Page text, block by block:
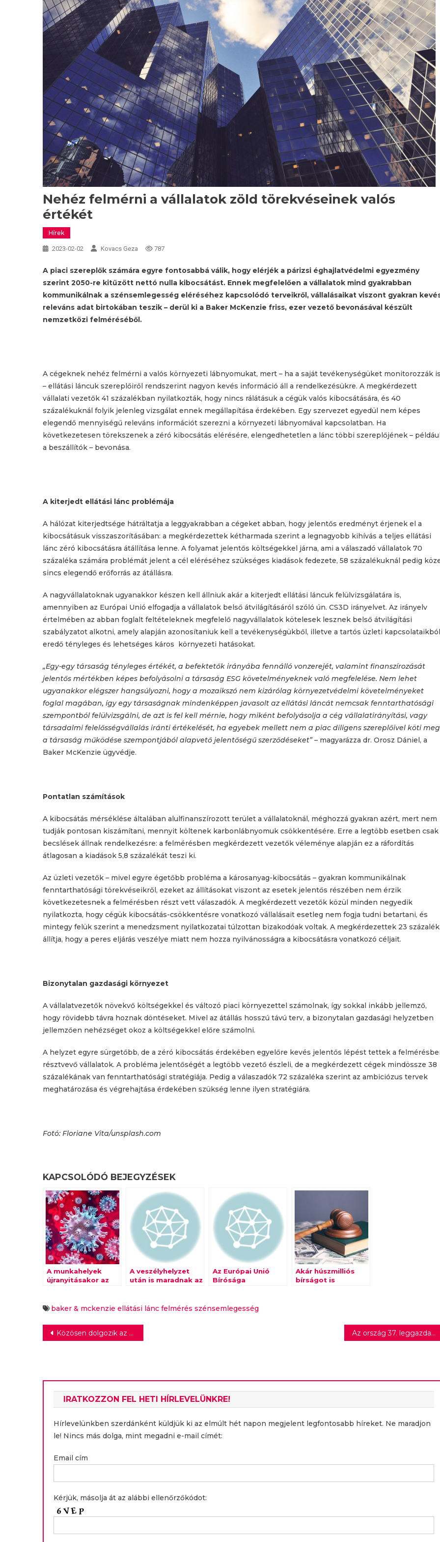
Nehéz felmérni a vállalatok zöld törekvéseinek valós
értékét
Hírek
2023-02-02 Kovacs Geza 787
A piaci szereplők számára egyre fontosabbá válik, hogy elérjék a párizsi éghajlatvédelmi egyezmény
szerint 2050-re kitűzött nettó nulla kibocsátást. Ennek megfelelően a vállalatok mind gyakrabban
kommunikálnak a szénsemlegesség eléréséhez kapcsolódó terveikről, vállalásaikat viszont gyakran
releváns adat birtokában teszik – derül ki a Baker McKenzie friss, ezer vezető bevonásával készült
nemzetközi felméréséből.
A cégeknek nehéz felmérni a valós környezeti lábnyomukat, mert – ha a saját tevékenységüket monitorozzák
– ellátási láncuk szereplőiről rendszerint nagyon kevés információ áll a rendelkezésükre. A megkérdezett
vállalati vezetők 41 százalékban nyilatkozták, hogy nincs rálátásuk a cégük valós kibocsátására, és 40
százalékuknál folyik jelenleg vizsgálat ennek megállapítása érdekében. Egy szervezet egyedül nem képes
elegendő mennyiségű releváns információt szerezni a környezeti lábnyomával kapcsolatban. Ha
következetesen törekszenek a zéró kibocsátás elérésére, elengedhetetlen a lánc többi szereplőjének –
a beszállítók ­– bevonása.
A kiterjedt ellátási lánc problémája
A hálózat kiterjedtsége hátráltatja a leggyakrabban a cégeket abban, hogy jelentős eredményt érjenek el a
kibocsátásuk visszaszorításában: a megkérdezettek kétharmada szerint a legnagyobb kihívás a teljes ellátási
lánc zéró kibocsátásra átállítása lenne. A folyamat jelentős költségekkel járna, ami a válaszadó vállalatok 70
százaléka számára problémát jelent a cél eléréséhez szükséges kiadások fedezete, 58 százalékuknál pedig
sincs elegendő erőforrás az átállásra.
A nagyvállalatoknak ugyanakkor készen kell állniuk akár a kiterjedt ellátási láncuk felülvizsgálatára is,
amennyiben az Európai Unió elfogadja a vállalatok belső átvilágításáról szóló ún. CS3D irányelvet. Az irányelv
értelmében az abban foglalt feltételeknek megfelelő nagyvállalatok kötelesek lesznek belső átvilágítási
szabályzatot alkotni, amely alapján azonosítaniuk kell a tevékenységükből, illetve a tartós üzleti kapcsolataikból
eredő tényleges és lehetséges káros környezeti hatásokat.
„Egy-egy társaság tényleges értékét, a befektetők irányába fennálló vonzerejét, valamint finanszírozását
jelentős mértékben képes befolyásolni a társaság ESG követelményeknek való megfelelése. Nem lehet
ugyanakkor elégszer hangsúlyozni, hogy a mozaikszó nem kizárólag környezetvédelmi követelményeket
foglal magában, így egy társaságnak mindenképpen javasolt az ellátási láncát nemcsak fenntarthatósági
szempontból felülvizsgálni, de azt is fel kell mérnie, hogy miként befolyásolja a cég vállalatirányítási, vagy
társadalmi felelősségvállalás iránti értékelését, ha egyebek mellett nem a piac diligens szereplőivel köti meg
a társaság működése szempontjából alapvető jelentőségű szerződéseket”– magyarázza dr. Orosz Dániel, a
Baker McKenzie ügyvédje.
Pontatlan számítások
A kibocsátás mérséklése általában alulfinanszírozott terület a vállalatoknál, méghozzá gyakran azért, mert nem
tudják pontosan kiszámítani, mennyit költenek karbonlábnyomuk csökkentésére. Erre a legtöbb esetben csak
becslések állnak rendelkezésre: a felmérésben megkérdezett vezetők véleménye alapján ez a ráfordítás
átlagosan a kiadások 5,8 százalékát teszi ki.
Az üzleti vezetők – mivel egyre égetőbb probléma a károsanyag-kibocsátás – gyakran kommunikálnak
fenntarthatósági törekvéseikről, ezeket az állításokat viszont az esetek jelentős részében nem érzik
következetesnek a felmérésben részt vett válaszadók. A megkérdezett vezetők közül minden negyedik
nyilatkozta, hogy cégük kibocsátás-csökkentésre vonatkozó vállalásait esetleg nem fogja tudni betartani, és
mintegy felük szerint a menedzsment nyilatkozatai túlzottan bizakodóak voltak. A megkérdezettek 23
állítja, hogy a peres eljárás veszélye miatt nem hozza nyilvánosságra a kibocsátásra vonatkozó céljait.
Bizonytalan gazdasági környezet
A vállalatvezetők növekvő költségekkel és változó piaci környezettel számolnak, így sokkal inkább jellemző,
hogy rövidebb távra hoznak döntéseket. Mivel az átállás hosszú távú terv, a bizonytalan gazdasági helyzetben
jellemzően nehézséget okoz a költségekkel előre számolni.
A helyzet egyre sürgetőbb, de a zéró kibocsátás érdekében egyelőre kevés jelentős lépést tettek a
résztvevő vállalatok. A probléma jelentőségét a legtöbb vezető észleli, de a megkérdezett cégek mindössze 38
százalékának van fenntarthatósági stratégiája. Pedig a válaszadók 72 százaléka szerint az ambiciózus tervek
meghatározása és végrehajtása érdekében szükség lenne ilyen stratégiára.
Fotó: Floriane Vita/unsplash.com
KAPCSOLÓDÓ BEJEGYZÉSEK
A munkahelyek
újranyitásakor az
A veszélyhelyzet
után is maradnak az
szabályok
Az Európai Unió
Bírósága
adatvédelmi
Akár húszmilliós
bírságot is
baker & mckenzie ellátási lánc felmérés szénsemlegesség
Bejegyzés
Közösen dolgozik az Indamedia és a Betone a podcast piac építésén Az ország 37. leggazdagabb embere lesz a következő Nagy Ő
IRATKOZZON FEL HETI HÍRLEVELÜNKRE!
Hírlevelünkben szerdánként küldjük ki az elmúlt hét napon megjelent legfontosabb híreket. Ne maradjon
le! Nincs más dolga, mint megadni e-mail címét:
Email cím
Kérjük, másolja át az alábbi ellenőrzőkódot: